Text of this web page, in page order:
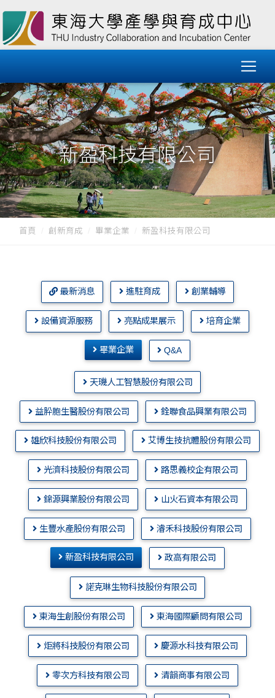
新盈科技有限公司
首頁 創新育成 畢業企業 新盈科技有限公司
最新消息 進駐育成 創業輔導
設備資源服務 亮點成果展示 培育企業
畢業企業 Q&A
天璣人工智慧股份有限公司
益肸胞生醫股份有限公司 銓聯食品興業有限公司
雄欣科技股份有限公司 艾博生技抗體股份有限公司
光濟科技股份有限公司 路思義校企有限公司
錦源興業股份有限公司 山火石資本有限公司
生豐水產股份有限公司 濬禾科技股份有限公司
新盈科技有限公司 政高有限公司
諾克琳生物科技股份有限公司
東海生創股份有限公司 東海國際顧問有限公司
炬將科技股份有限公司 慶源水科技有限公司
零次方科技有限公司 清韻商事有限公司